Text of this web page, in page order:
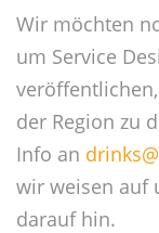
Wir möchten
um Service
der Region zu
Info an
wir weisen auf
darauf hin.